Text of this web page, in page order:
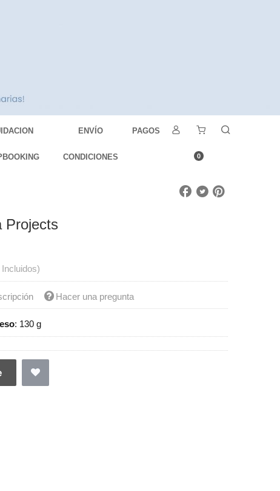
ENVÍO
CONDICIONES
PAGOS
0
Projects
Hacer una pregunta
: 130 g